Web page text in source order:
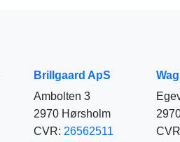
Brillgaard ApS
Ambolten 3
2970 Hørsholm
CVR: 26562511